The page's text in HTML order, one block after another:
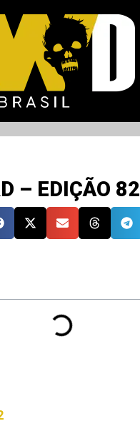
– EDIÇÃO 82